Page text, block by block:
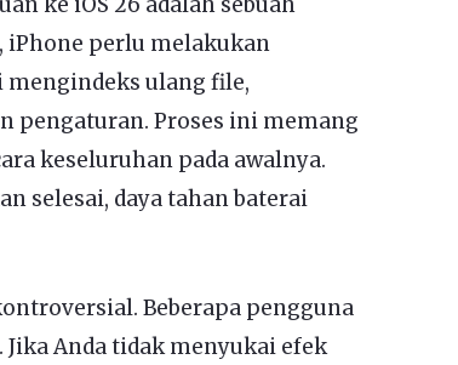
iPhone perlu melakukan
ulang file,
pengaturan. Proses ini memang
keseluruhan pada awalnya.
selesai, daya tahan baterai
Beberapa pengguna
Anda tidak menyukai efek